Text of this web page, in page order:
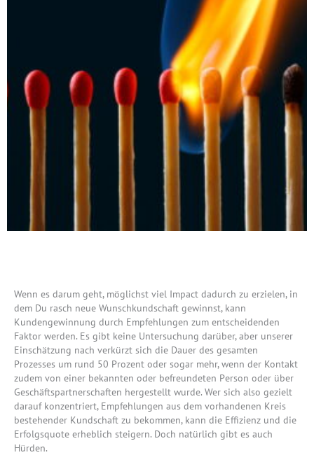
Wenn es darum geht, möglichst viel Impact dadurch zu erzielen, in
dem Du rasch neue Wunschkundschaft gewinnst, kann
Kundengewinnung durch Empfehlungen zum entscheidenden
Faktor werden. Es gibt keine Untersuchung darüber, aber unserer
Einschätzung nach verkürzt sich die Dauer des gesamten
Prozesses um rund 50 Prozent oder sogar mehr, wenn der Kontakt
zudem von einer bekannten oder befreundeten Person oder über
Geschäftspartnerschaften hergestellt wurde. Wer sich also gezielt
darauf konzentriert, Empfehlungen aus dem vorhandenen Kreis
bestehender Kundschaft zu bekommen, kann die Effizienz und die
Erfolgsquote erheblich steigern. Doch natürlich gibt es auch
Hürden.